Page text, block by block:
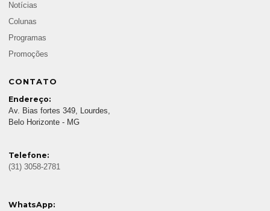
Notícias
Colunas
Programas
Promoções
CONTATO
Endereço:
Av. Bias fortes 349, Lourdes,
Belo Horizonte - MG
Telefone:
(31) 3058-2781
WhatsApp: